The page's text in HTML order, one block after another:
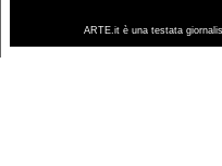
ARTE.it è una testata